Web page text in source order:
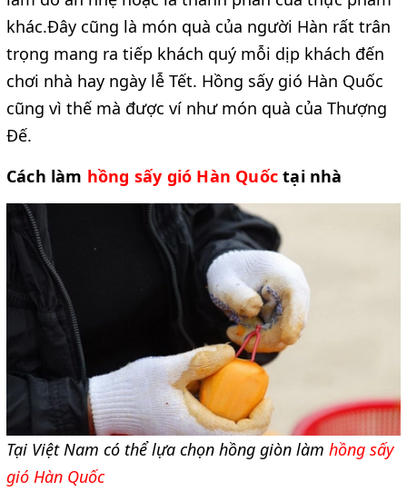
khác.Đây cũng là món quà của người Hàn rất trân
trọng mang ra tiếp khách quý mỗi dịp khách đến
chơi nhà hay ngày lễ Tết. Hồng sấy gió Hàn Quốc
cũng vì thế mà được ví như món quà của Thượng
Đế.
Cách làm hồng sấy gió Hàn Quốc tại nhà
Tại Việt Nam có thể lựa chọn hồng giòn làm hồng sấy
gió Hàn Quốc